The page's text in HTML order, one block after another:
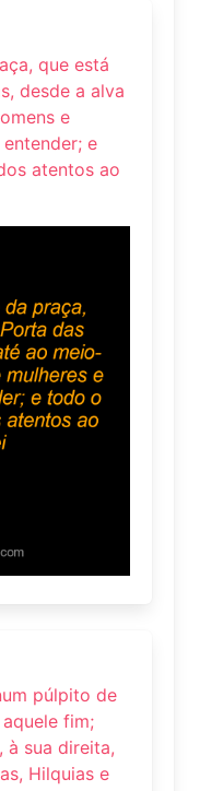
que está
desde a alva
e
e
atentos ao
púlpito de
fim;
à sua direita,
Hilquias e